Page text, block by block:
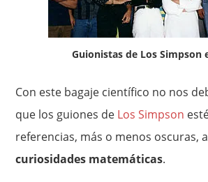
Guionistas de Los Simpson
Con este bagaje científico no nos
que los guiones de Los Simpson
referencias, más o menos oscuras,
curiosidades matemáticas.